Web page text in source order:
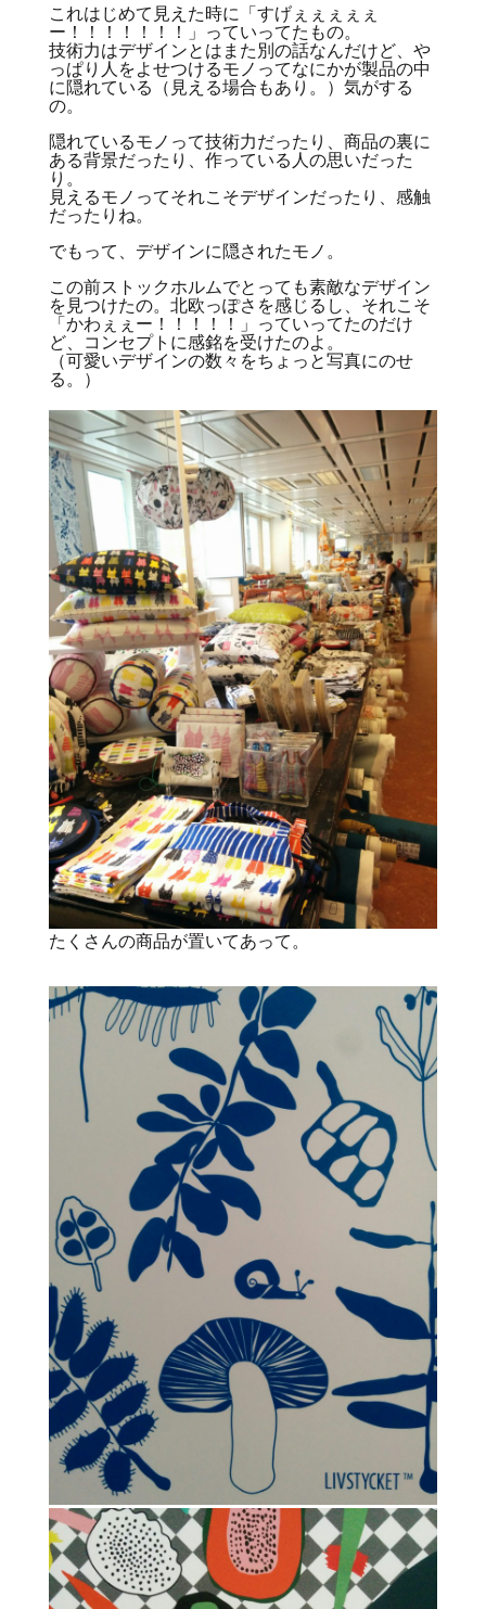
これはじめて見えた時に「すげぇぇぇぇぇ
ー！！！！！！！」っていってたもの。
技術力はデザインとはまた別の話なんだけど、や
っぱり人をよせつけるモノってなにかが製品の中
に隠れている（見える場合もあり。）気がする
の。
隠れているモノって技術力だったり、商品の裏に
ある背景だったり、作っている人の思いだった
り。
見えるモノってそれこそデザインだったり、感触
だったりね。
でもって、デザインに隠されたモノ。
この前ストックホルムでとっても素敵なデザイン
を見つけたの。北欧っぽさを感じるし、それこそ
「かわぇぇー！！！！！」っていってたのだけ
ど、コンセプトに感銘を受けたのよ。
（可愛いデザインの数々をちょっと写真にのせ
る。）
たくさんの商品が置いてあって。